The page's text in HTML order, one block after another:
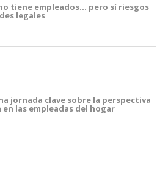
tiene empleados… pero sí riesgos
legales
jornada clave sobre la perspectiva
en las empleadas del hogar